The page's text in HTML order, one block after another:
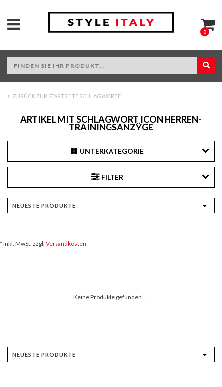
0
ZURÜCK ZUR STARTSEITE SCHLAGWORTE
ARTIKEL MIT SCHLAGWORT ICON HERREN-
TRAININGSANZŸGE
UNTERKATEGORIE
FILTER
* Inkl. MwSt. zzgl. Versandkosten
Keine Produkte gefunden!...